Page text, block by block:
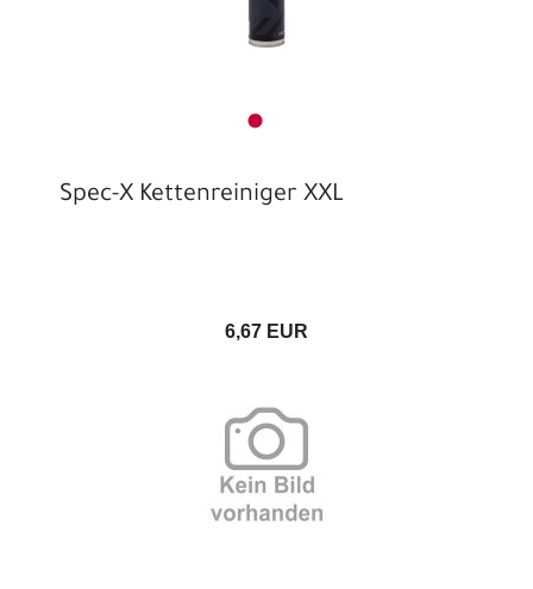
Spec-X Kettenreiniger XXL
6,67 EUR